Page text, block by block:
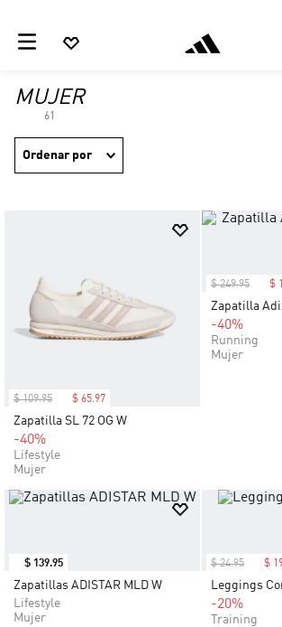
MUJER
61
Ordenar por
$ 109.95 $ 65.97
Zapatilla SL 72 OG W
-40%
Lifestyle
Mujer
$ 249.95 $
Zapatilla
-40%
Running
Mujer
$ 139.95
Zapatillas ADISTAR MLD W
Lifestyle
Mujer
$ 24.95 $
Leggings
-20%
Training